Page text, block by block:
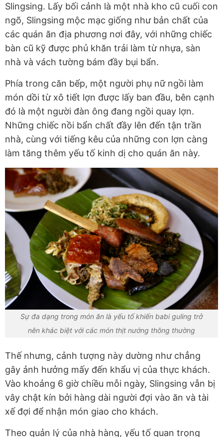
Slingsing. Lấy bối cảnh là một nhà kho cũ cuối con
ngõ, Slingsing mộc mạc giống như bản chất của
các quán ăn địa phương nơi đây, với những chiếc
bàn cũ kỹ được phủ khăn trải làm từ nhựa, sàn
nhà và vách tường bám đầy bụi bẩn.
Phía trong căn bếp, một người phụ nữ ngồi làm
món dồi từ xô tiết lợn được lấy ban đầu, bên cạnh
đó là một người đàn ông đang ngồi quay lợn.
Những chiếc nồi bẩn chất đầy lên đến tận trần
nhà, cùng với tiếng kêu của những con lợn càng
làm tăng thêm yếu tố kinh dị cho quán ăn này.
Sự đa dạng trong món ăn là yếu tố khiến babi guling trở
nên khác biệt với các món thịt nướng thông thường
Thế nhưng, cảnh tượng này dường như chẳng
gây ảnh hưởng mấy đến khẩu vị của thực khách.
Vào khoảng 6 giờ chiều mỗi ngày, Slingsing vẫn bị
vây chật kín bởi hàng dài người đợi vào ăn và tài
xế đợi để nhận món giao cho khách.
Theo quản lý của nhà hàng, yếu tố quan trọng